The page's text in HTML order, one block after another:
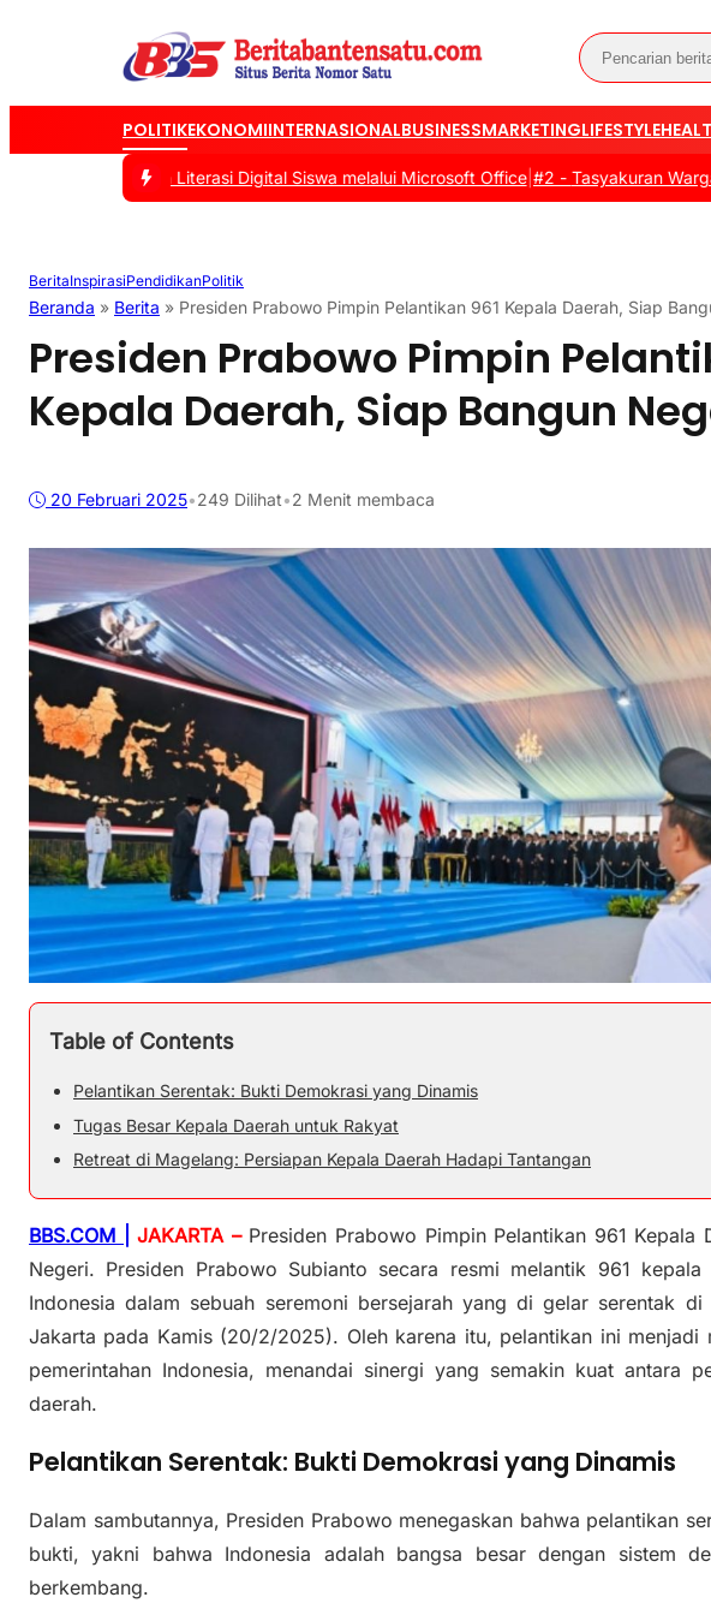
POLITIKEKONOMIINTERNASIONALBUSINESSMARKETINGLIFESTYLE
Literasi Digital Siswa melalui Microsoft Office|#2 -Tasyakuran Warga Baru
BeritaInspirasiPendidikanPolitik
Beranda » Berita » Presiden Prabowo Pimpin Pelantikan 961 Kepala Daerah, Siap
Presiden Prabowo Pimpin
Kepala Daerah, Siap Bangun
20 Februari 2025•249 Dilihat•2 Menit membaca
Table of Contents
Pelantikan Serentak: Bukti Demokrasi yang Dinamis
Tugas Besar Kepala Daerah untuk Rakyat
Retreat di Magelang: Persiapan Kepala Daerah Hadapi Tantangan
BBS.COM | JAKARTA – Presiden Prabowo Pimpin Pelantikan 961 Kepala
Negeri. Presiden Prabowo Subianto secara resmi melantik 961
Indonesia dalam sebuah seremoni bersejarah yang di gelar serentak di
Jakarta pada Kamis (20/2/2025). Oleh karena itu, pelantikan ini menjadi
pemerintahan Indonesia, menandai sinergi yang semakin kuat antara
daerah.
Pelantikan Serentak: Bukti Demokrasi yang Dinamis
Dalam sambutannya, Presiden Prabowo menegaskan bahwa pelantikan
bukti, yakni bahwa Indonesia adalah bangsa besar dengan sistem
berkembang.